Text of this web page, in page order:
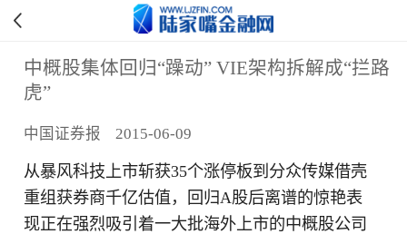
中概股集体回归“躁动” VIE架构拆解成“拦路
虎”
中国证券报 2015-06-09
从暴风科技上市斩获35个涨停板到分众传媒借壳
重组获券商千亿估值，回归A股后离谱的惊艳表
现正在强烈吸引着一大批海外上市的中概股公司